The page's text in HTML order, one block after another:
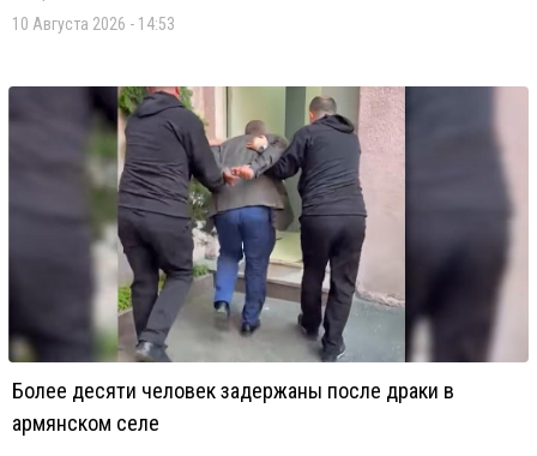
10 Августа 2026 - 14:53
Более десяти человек задержаны после драки в
армянском селе